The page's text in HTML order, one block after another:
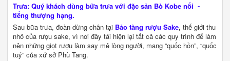
Trưa:Quý khách dùng bữa trưa với đặc sản Bò Kobe nổi -
tiếng thượng hạng.
Sau bữa trưa, đoàn dừng chân tại Bảo tàng rượu Sake, thế giới thu
nhỏ của rượu sake, vì nơi đây tái hiện lại tất cả các quy trình để làm
nên những giọt rượu làm say mê lòng người, mang “quốc hồn”, “quốc
tuý” của xứ sở Phù Tang.